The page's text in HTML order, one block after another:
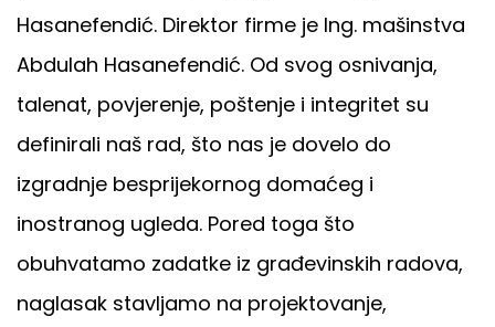
Hasanefendić. Direktor firme je Ing. mašinstva
Abdulah Hasanefendić. Od svog osnivanja,
talenat, povjerenje, poštenje i integritet su
definirali naš rad, što nas je dovelo do
izgradnje besprijekornog domaćeg i
inostranog ugleda. Pored toga što
obuhvatamo zadatke iz građevinskih radova,
naglasak stavljamo na projektovanje,